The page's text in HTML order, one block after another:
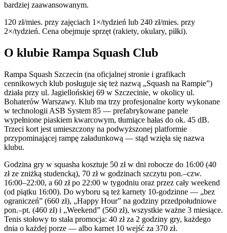
bardziej zaawansowanym.
120 zł/mies. przy zajęciach 1×/tydzień lub 240 zł/mies. przy
2×/tydzień. Cena obejmuje sprzęt (rakiety, okulary, piłki).
O klubie Rampa Squash Club
Rampa Squash Szczecin (na oficjalnej stronie i grafikach
cennikowych klub posługuje się też nazwą „Squash na Rampie”)
działa przy ul. Jagiellońskiej 69 w Szczecinie, w okolicy ul.
Bohaterów Warszawy. Klub ma trzy profesjonalne korty wykonane
w technologii ASB System 85 — prefabrykowane panele
wypełnione piaskiem kwarcowym, tłumiące hałas do ok. 45 dB.
Trzeci kort jest umieszczony na podwyższonej platformie
przypominającej rampę załadunkową — stąd wzięła się nazwa
klubu.
Godzina gry w squasha kosztuje 50 zł w dni robocze do 16:00 (40
zł ze zniżką studencką), 70 zł w godzinach szczytu pon.–czw.
16:00–22:00, a 60 zł po 22:00 w tygodniu oraz przez cały weekend
(od piątku 16:00). Do wyboru są też karnety 10-godzinne — „bez
ograniczeń” (660 zł), „Happy Hour” na godziny przedpołudniowe
pon.–pt. (460 zł) i „Weekend” (560 zł), wszystkie ważne 3 miesiące.
Tenis stołowy to stała promocja: 40 zł za 2 godziny gry, każdego
dnia o każdej porze — albo karnet 10 wejść za 370 zł.